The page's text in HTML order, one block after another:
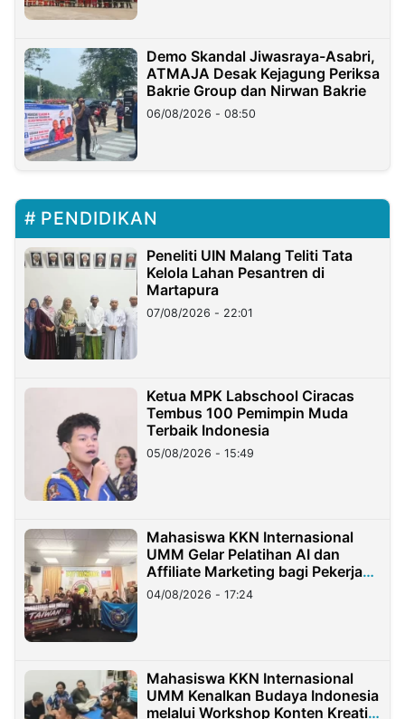
Demo Skandal Jiwasraya-Asabri,
ATMAJA Desak Kejagung Periksa
Bakrie Group dan Nirwan Bakrie
06/08/2026 - 08:50
PENDIDIKAN
Peneliti UIN Malang Teliti Tata
Kelola Lahan Pesantren di
Martapura
07/08/2026 - 22:01
Ketua MPK Labschool Ciracas
Tembus 100 Pemimpin Muda
Terbaik Indonesia
05/08/2026 - 15:49
Mahasiswa KKN Internasional
UMM Gelar Pelatihan AI dan
Affiliate Marketing bagi Pekerja
Migran Indonesia di Taiwan
04/08/2026 - 17:24
Mahasiswa KKN Internasional
UMM Kenalkan Budaya Indonesia
melalui Workshop Konten Kreatif